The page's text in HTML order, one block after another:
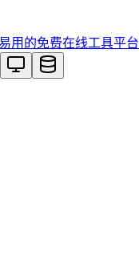
用的免费在线工具平台